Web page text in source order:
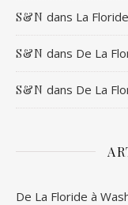
S&N dans La
S&N dans De La
S&N dans De La
De La Floride à